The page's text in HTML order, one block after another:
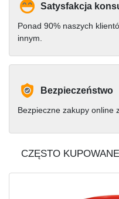
Satysfakcja
Ponad 90% naszych
innym.
Bezpieczeństwo
Bezpieczne zakupy online
CZĘSTO